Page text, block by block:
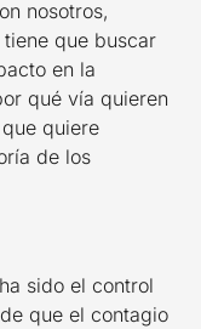
nosotros,
que buscar
en la
qué vía quieren
quiere
de los
sido el control
que el contagio